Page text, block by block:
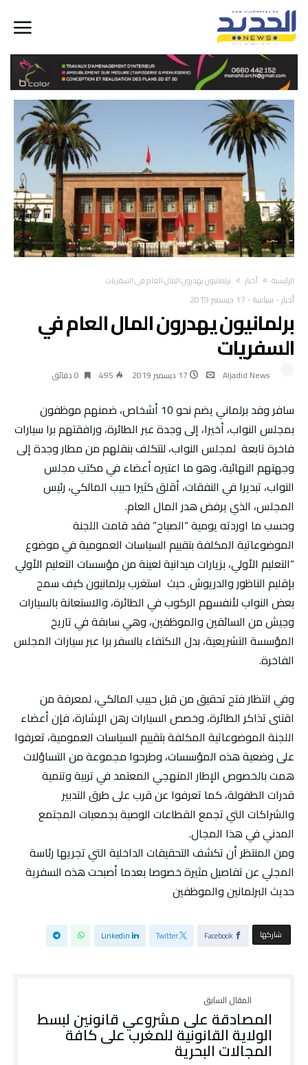
‫الرئيسية‬ أخبار برلمانيون يهدرون المال العام في السفريات
أخبار- سياسة- 17 ديسمبر 2019
برلمانيون يهدرون المال العام في
السفريات
Aljadid News 17 ديسمبر 2019 495 0 ‫دقائق‬
سافر وفد برلماني يضم نحو 10 أشخاص، ضمنهم موظفون
بمجلس النواب، أخيرا، إلى وجدة عبر الطائرة، ورافقتهم برا سيارات
فاخرة تابعة لمجلس النواب، لتتكلف بنقلهم من مطار وجدة إلى
وجهتهم النهائية، وهو ما اعتبره أعضاء في مكتب مجلس
النواب، تبديرا في النفقات، أقلق كثيرا حبيب المالكي، رئيس
المجلس، الذي يرفض هدر المال العام.
وحسب ما اوردته يومية “الصباح” فقد قامت اللجنة
الموضوعاتية المكلفة بتقييم السياسات العمومية في موضوع
“التعليم الأولي، بزيارات ميدانية لعينة من مؤسسات التعليم الأولي
بإقليم الناظور والدريوش. حيث استغرب برلمانيون كيف سمح
بعض النواب لأنفسهم الركوب في الطائرة، والاستعانة بالسيارات
وجيش من السائقين والموظفين، وهي سابقة في تاريخ
المؤسسة التشريعية، بدل الاكتفاء بالسفر برا عبر سيارات المجلس
الفاخرة.
وفي انتظار فتح تحقيق من قبل حبيب المالكي، لمعرفة من
اقتنى تذاكر الطائرة، وخصص السيارات رهن الإشارة، فإن أعضاء
اللجنة الموضوعاتية المكلفة بتقييم السياسات العمومية، تعرفوا
على وضعية هذه المؤسسات، وطرحوا مجموعة من التساؤلات
همت بالخصوص الإطار المنهجي المعتمد في تربية وتنمية
قدرات الطفولة، كما تعرفوا عن قرب على طرق التدبير
والشراكات التي تجمع القطاعات الوصية بجمعيات المجتمع
المدني في هذا المجال.
ومن المنتظر أن تكشف التحقيقات الداخلية التي تجريها رئاسة
المجلي عن تفاصيل مثيرة خصوصا بعدما أصبحت هذه السفرية
حديث البرلمانين والموظفين
‫‫ شاركها‬ Facebook
Twitter
Linkedin
المصادقة على مشروعي قانونين لبسط
الولاية القانونية للمغرب على كافة
المجالات البحرية